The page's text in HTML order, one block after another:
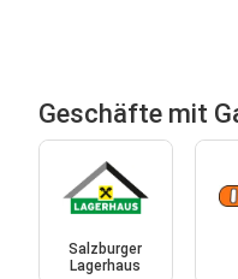
Geschäfte mit
Salzburger
Lagerhaus